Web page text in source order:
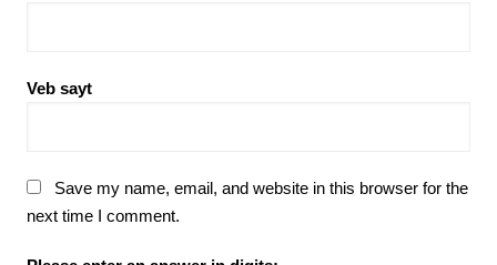
Veb sayt
Save my name, email, and website in this browser for the
next time I comment.